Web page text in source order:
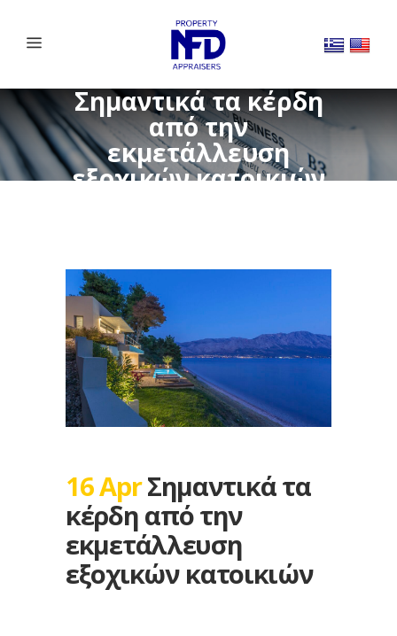
Σημαντικά τα κέρδη
από την
εκμετάλλευση
εξοχικών κατοικιών
16 AprΣημαντικά τα
κέρδη από την
εκμετάλλευση
εξοχικών κατοικιών